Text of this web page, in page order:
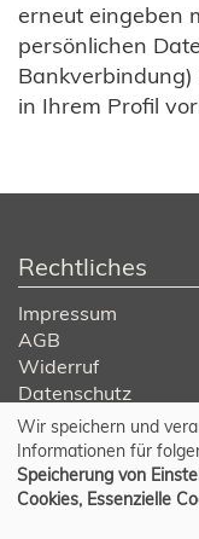
erneut eingeben
persönlichen
in Ihrem Profil
Rechtliches
Impressum
AGB
Widerruf
Datenschutz
Cookie
Wir speichern und
Informationen für
Speicherung von
Cookies, Essenzielle